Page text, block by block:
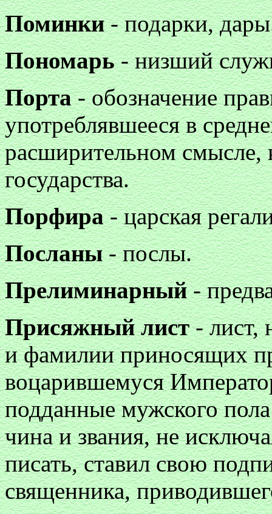
Поминки- подарки,
Пономарь- низший
Порта- обозначение
употреблявшееся в
расширительном смысле,
государства.
Порфира- царская
Посланы- послы.
Прелиминарный-
Присяжный лист- лист,
и фамилии приносящих
воцарившемуся
подданные мужского пола
чина и звания, не
писать, ставил свою
священника,